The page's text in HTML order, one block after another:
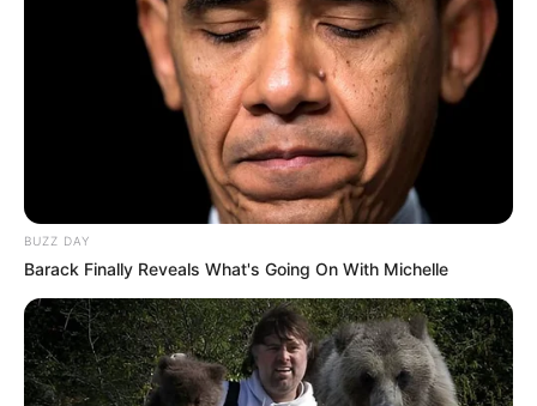
BUZZ DAY
Barack Finally Reveals What's Going On With Michelle